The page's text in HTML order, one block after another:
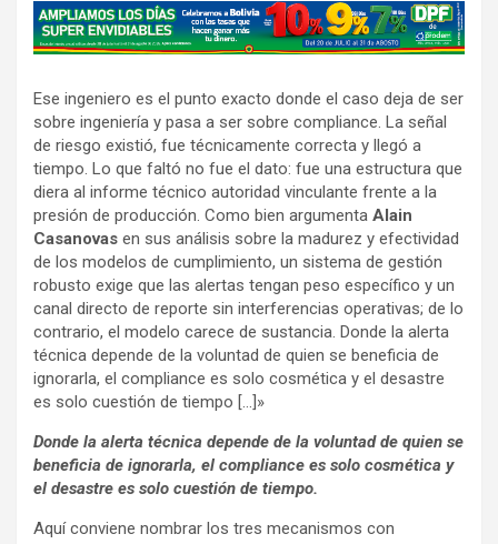
A
d
e
r
t
i
s
e
m
e
n
t
:
Ese ingeniero es el punto exacto donde el caso deja de ser
sobre ingeniería y pasa a ser sobre compliance. La señal
de riesgo existió, fue técnicamente correcta y llegó a
tiempo. Lo que faltó no fue el dato: fue una estructura que
diera al informe técnico autoridad vinculante frente a la
presión de producción. Como bien argumenta Alain
Casanovas en sus análisis sobre la madurez y efectividad
de los modelos de cumplimiento, un sistema de gestión
robusto exige que las alertas tengan peso específico y un
canal directo de reporte sin interferencias operativas; de lo
contrario, el modelo carece de sustancia. Donde la alerta
técnica depende de la voluntad de quien se beneficia de
ignorarla, el compliance es solo cosmética y el desastre
es solo cuestión de tiempo […]»
Donde la alerta técnica depende de la voluntad de quien se
beneficia de ignorarla, el compliance es solo cosmética y
el desastre es solo cuestión de tiempo.
Aquí conviene nombrar los tres mecanismos con